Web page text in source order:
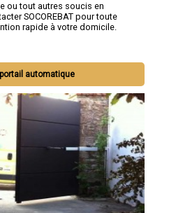
ou tout autres soucis en
SOCOREBAT pour toute
rapide à votre domicile.
automatique